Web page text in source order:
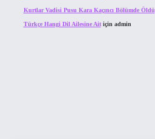
Kurtlar Vadisi Pusu Kara Kaçıncı Bölümde Öldü
Türkçe Hangi Dil Ailesine Aitiçin admin